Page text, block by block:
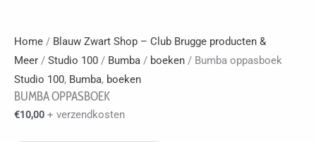
Home / Blauw Zwart Shop – Club Brugge producten &
Meer / Studio 100 / Bumba / boeken / Bumba oppasboek
Studio 100, Bumba, boeken
BUMBA OPPASBOEK
€10,00 + verzendkosten